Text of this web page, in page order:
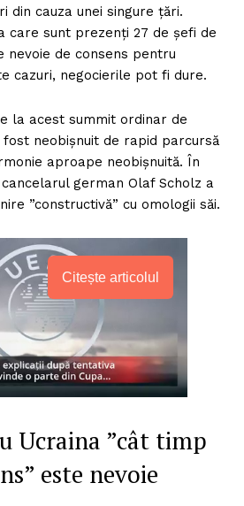
din cauza unei singure țări.
care sunt prezenți 27 de șefi de
nevoie de consens pentru
cazuri, negocierile pot fi dure.
la acest summit ordinar de
fost neobișnuit de rapid parcursă
aproape neobișnuită. În
german Olaf Scholz a
”constructivă” cu omologii săi.
Citește articolul
Ucraina ”cât timp
este nevoie